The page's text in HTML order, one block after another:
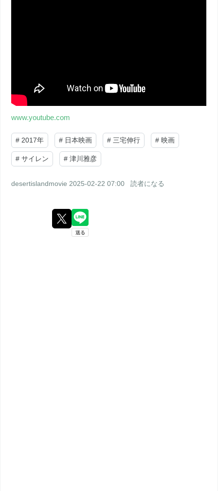
www.youtube.com
# 2017年 # 日本映画 # 三宅伸行 # 映画
# サイレン # 津川雅彦
desertislandmovie 2025-02-22 07:00 読者になる